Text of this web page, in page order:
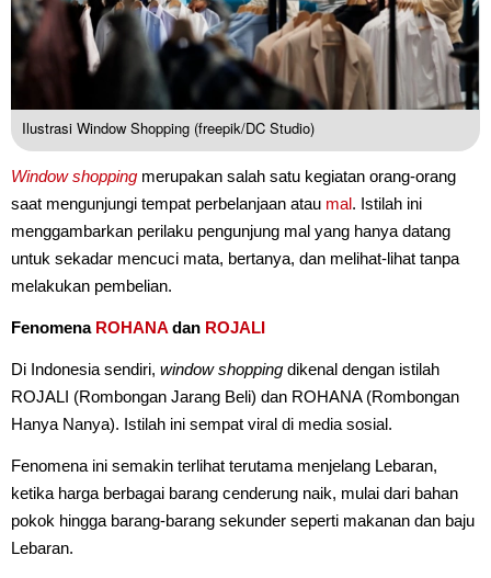
Ilustrasi Window Shopping (freepik/DC Studio)
Window shopping merupakan salah satu kegiatan orang-orang
saat mengunjungi tempat perbelanjaan atau mal. Istilah ini
menggambarkan perilaku pengunjung mal yang hanya datang
untuk sekadar mencuci mata, bertanya, dan melihat-lihat tanpa
melakukan pembelian.
Fenomena ROHANA dan ROJALI
Di Indonesia sendiri, window shopping dikenal dengan istilah
ROJALI (Rombongan Jarang Beli) dan ROHANA (Rombongan
Hanya Nanya). Istilah ini sempat viral di media sosial.
Fenomena ini semakin terlihat terutama menjelang Lebaran,
ketika harga berbagai barang cenderung naik, mulai dari bahan
pokok hingga barang-barang sekunder seperti makanan dan baju
Lebaran.